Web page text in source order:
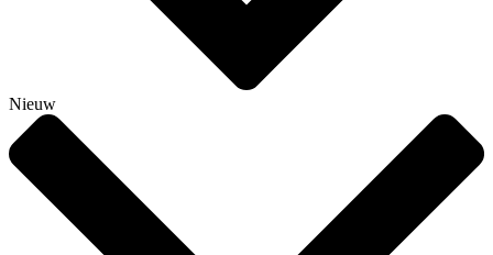
Nieuw